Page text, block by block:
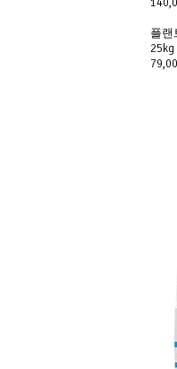
플랜
25kg